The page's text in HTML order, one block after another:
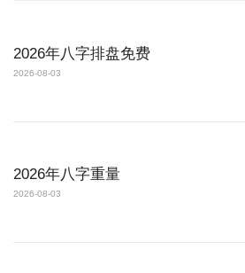
2026年八字排盘免费
2026-08-03
2026年八字重量
2026-08-03